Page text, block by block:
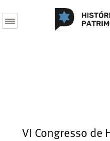
VI Congresso de